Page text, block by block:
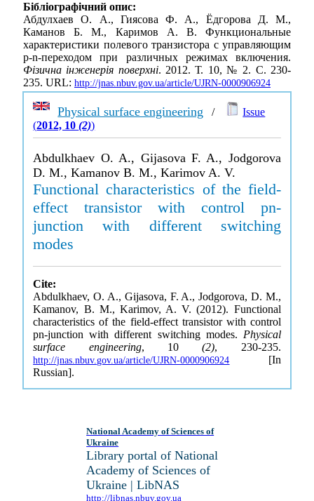
Бібліографічний опис:
Абдулхаев О. А., Гиясова Ф. А., Ёдгорова Д. М.,
Каманов Б. М., Каримов А. В. Функциональные
характеристики полевого транзистора с управляющим
р-n-переходом при различных режимах включения.
Фізична інженерія поверхні. 2012. Т. 10, № 2. С. 230-
235. URL: http://jnas.nbuv.gov.ua/article/UJRN-0000906924
Physical surface engineering /
Issue
(2012, 10(2))
Abdulkhaev O. A., Gijasova F. A., Jodgorova
D. M., Kamanov B. M., Karimov A. V.
Functional characteristics of the field-
effect transistor with control pn-
junction with different switching
modes
Cite:
Abdulkhaev, O. A., Gijasova, F. A., Jodgorova, D. M.,
Kamanov, B. M., Karimov, A. V. (2012). Functional
characteristics of the field-effect transistor with control
pn-junction with different switching modes. Physical
surface engineering, 10(2), 230-235.
http://jnas.nbuv.gov.ua/article/UJRN-0000906924 [In
Russian].
National Academy of Sciences of
Ukraine
Library portal of National
Academy of Sciences of
Ukraine | LibNAS
http://libnas.nbuv.gov.ua